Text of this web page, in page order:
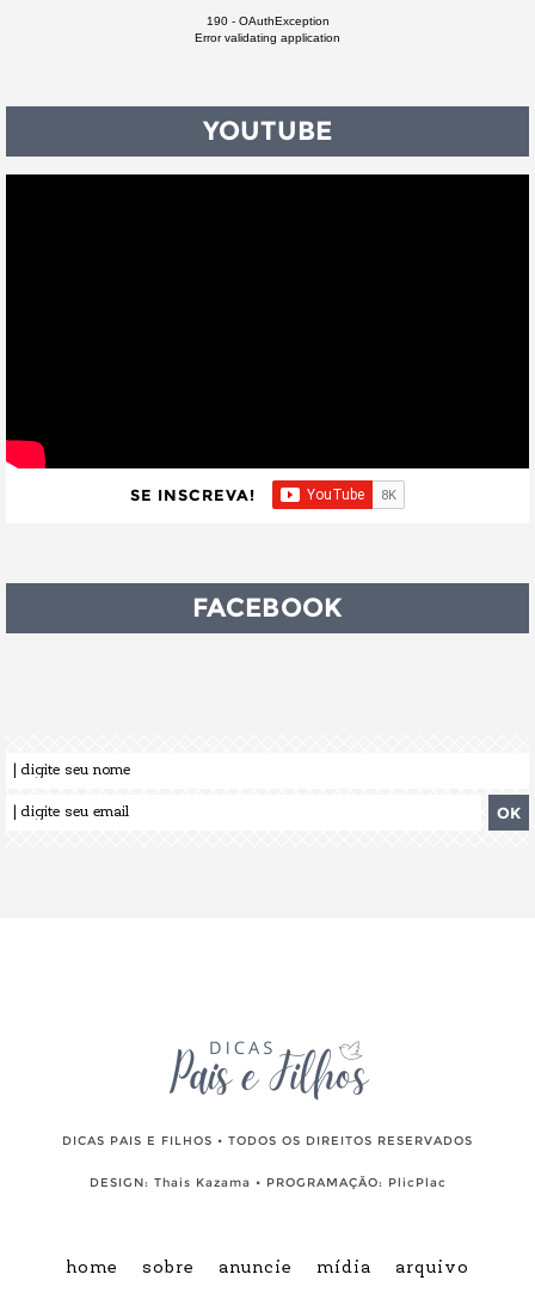
190 - OAuthException
Error validating application
YOUTUBE
SE INSCREVA!
FACEBOOK
DICAS PAIS E FILHOS • TODOS OS DIREITOS RESERVADOS
DESIGN: Thais Kazama • PROGRAMAÇÃO: PlicPlac
home sobre anuncie mídia arquivo